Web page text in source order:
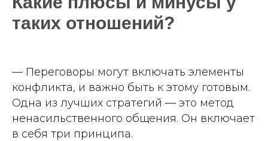
таких отношений?
— Переговоры могут включать элементы
конфликта, и важно быть к этому готовым.
Одна из лучших стратегий — это метод
ненасильственного общения. Он включает
в себя три принципа.